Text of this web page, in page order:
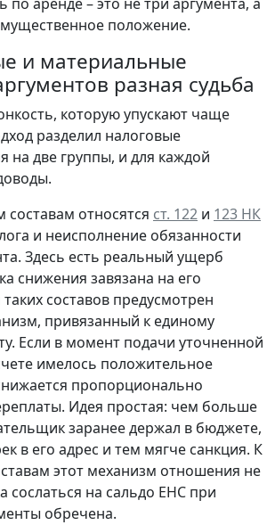
положение.
и материальные
разная судьба
которую упускают чаще
разделил налоговые
на две группы, и для каждой
относятся ст. 122 и 123 НК
и неисполнение обязанности
Здесь есть реальный ущерб
снижения завязана на его
составов предусмотрен
привязанный к единому
Если в момент подачи уточненной
имелось положительное
пропорционально
Идея простая: чем больше
заранее держал в бюджете,
в его адрес и тем мягче санкция. К
этот механизм отношения не
сослаться на сальдо ЕНС при
обречена.